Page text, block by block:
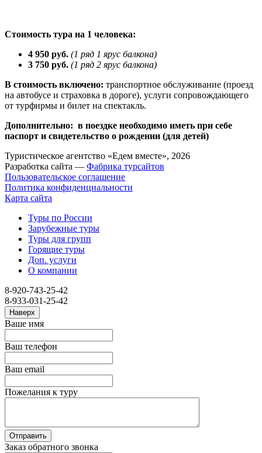
Стоимость тура на 1 человека:
4 950 руб. (1 ряд 1 ярус балкона)
3 750 руб. (1 ряд 2 ярус балкона)
В стоимость включено: транспортное обслуживание (проезд
на автобусе и страховка в дороге), услуги сопровождающего
от турфирмы и билет на спектакль.
Дополнительно: в поездке необходимо иметь при себе
паспорт и свидетельство о рождении (для детей)
Туристическое агентство «Едем вместе», 2026
Разработка сайта — Фабрика турсайтов
Пользовательское соглашение
Политика конфиденциальности
Карта сайта
Туры по России
Зарубежные туры
Туры для групп
Горящие туры
Доп. услуги
О компании
8-920-743-25-42
8-933-031-25-42
Наверх
Ваше имя
Ваш телефон
Ваш email
Пожелания к туру
Заказ обратного звонка